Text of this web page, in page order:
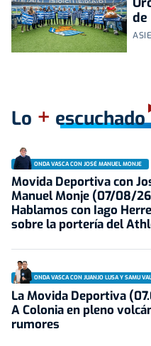
de
Lo + escuchado
ONDA VASCA CON JOSÉ MANUEL MONJE
Movida Deportiva con
Manuel Monje (07/08/
Hablamos con Iago
sobre la portería del
ONDA VASCA CON JUANJO LUSA Y SAMU
La Movida Deportiva
A Colonia en pleno
rumores